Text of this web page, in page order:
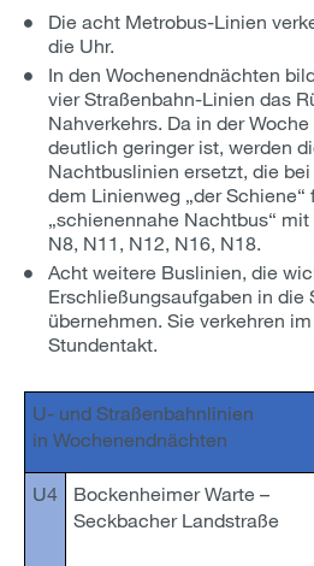
Die acht Metrobus-Linien
die Uhr.
In den Wochenendnächten
vier Straßenbahn-Linien das
Nahverkehrs. Da in der
deutlich geringer ist, werden
Nachtbuslinien ersetzt, die
dem Linienweg „der Schiene“
„schienennahe Nachtbus“
N8, N11, N12, N16, N18.
Acht weitere Buslinien, die
Erschließungsaufgaben in die
übernehmen. Sie verkehren
Stundentakt.
U- und Straßenbahnlinien
in Wochenendnächten
U4
Bockenheimer Warte –
Seckbacher Landstraße